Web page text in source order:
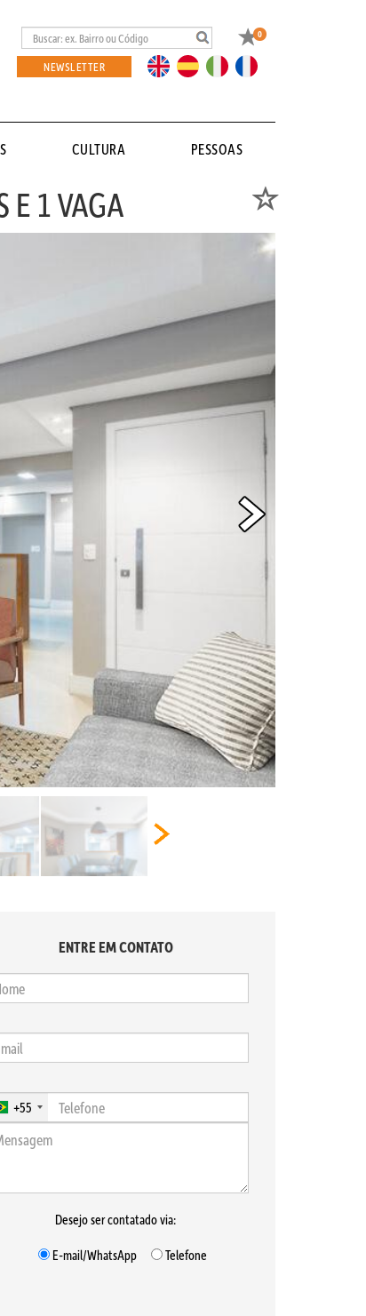
Favoritos
0
NEWSLETTER EN ES IT FR
CULTURA PESSOAS
E 1 VAGA Favoritos
ENTRE EM CONTATO
+55
Desejo ser contatado via:
E-mail/WhatsApp
Telefone